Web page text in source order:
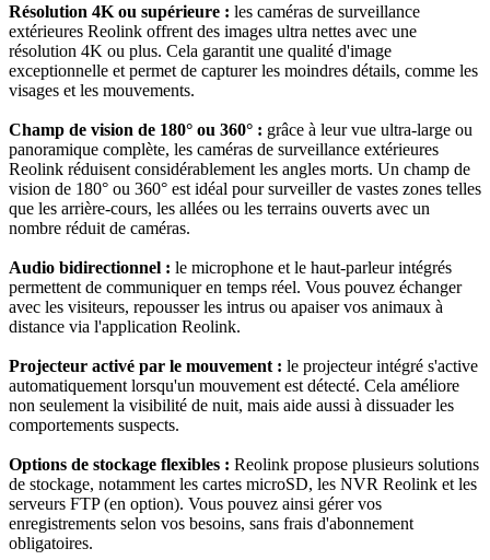
Résolution 4K ou supérieure : les caméras de surveillance
extérieures Reolink offrent des images ultra nettes avec une
résolution 4K ou plus. Cela garantit une qualité d'image
exceptionnelle et permet de capturer les moindres détails, comme les
visages et les mouvements.
Champ de vision de 180° ou 360° : grâce à leur vue ultra-large ou
panoramique complète, les caméras de surveillance extérieures
Reolink réduisent considérablement les angles morts. Un champ de
vision de 180° ou 360° est idéal pour surveiller de vastes zones telles
que les arrière-cours, les allées ou les terrains ouverts avec un
nombre réduit de caméras.
Audio bidirectionnel : le microphone et le haut-parleur intégrés
permettent de communiquer en temps réel. Vous pouvez échanger
avec les visiteurs, repousser les intrus ou apaiser vos animaux à
distance via l'application Reolink.
Projecteur activé par le mouvement : le projecteur intégré s'active
automatiquement lorsqu'un mouvement est détecté. Cela améliore
non seulement la visibilité de nuit, mais aide aussi à dissuader les
comportements suspects.
Options de stockage flexibles : Reolink propose plusieurs solutions
de stockage, notamment les cartes microSD, les NVR Reolink et les
serveurs FTP (en option). Vous pouvez ainsi gérer vos
enregistrements selon vos besoins, sans frais d'abonnement
obligatoires.